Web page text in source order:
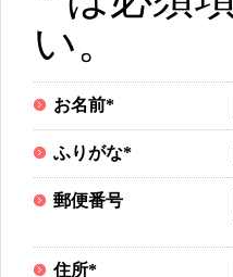
い。
お名前*
ふりがな*
郵便番号
住所*